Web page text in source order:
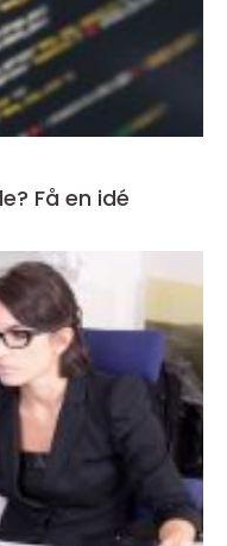
Få en idé